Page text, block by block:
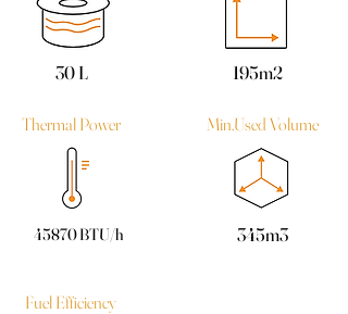
30 L
Thermal Power
45870 BTU/h
195m2
Min.Used Volume
345m3
Fuel Efficiency